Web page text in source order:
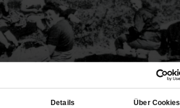
Details Über Cookies